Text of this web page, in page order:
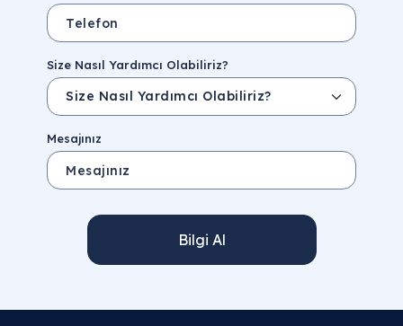
Size Nasıl Yardımcı Olabiliriz?
Mesajınız
Bilgi Al